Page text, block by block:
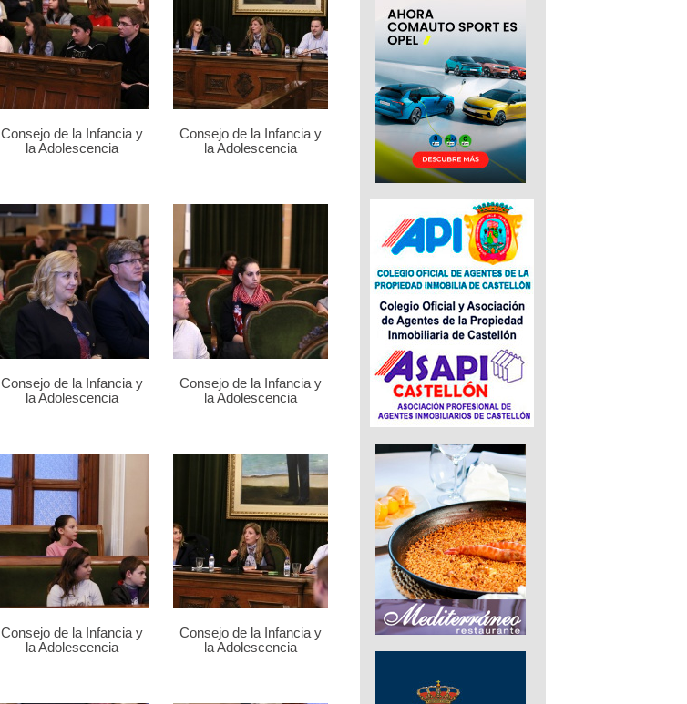
Consejo de la Infancia y
la Adolescencia
Consejo de la Infancia y
la Adolescencia
Consejo de la Infancia y
la Adolescencia
Consejo de la Infancia y
la Adolescencia
Consejo de la Infancia y
la Adolescencia
Consejo de la Infancia y
la Adolescencia